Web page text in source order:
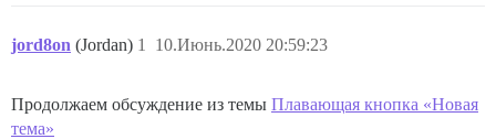
jord8on (Jordan) 10.Июнь.2020 20:59:23
1
Продолжаем обсуждение из темы Плавающая кнопка «Новая
тема»